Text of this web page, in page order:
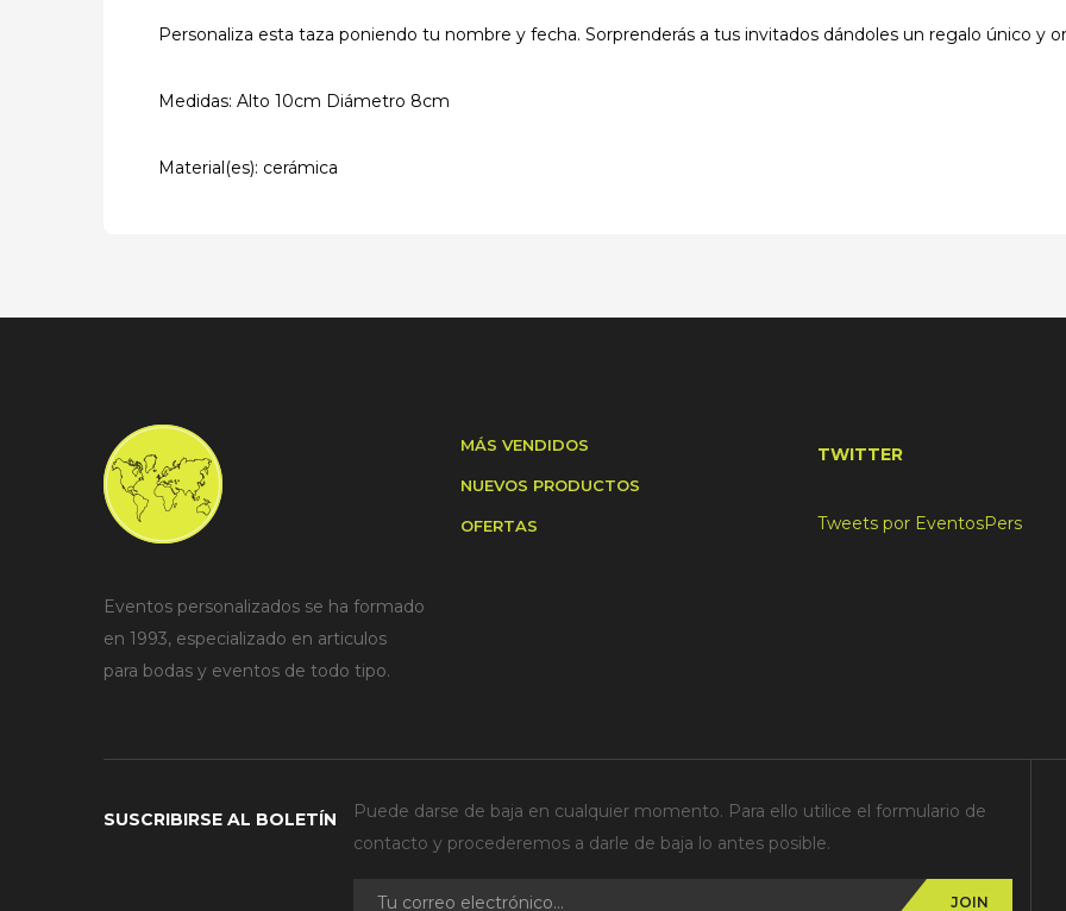
Personaliza esta taza poniendo tu nombre y fecha. Sorprenderás a tus invitados dándoles un regalo único y
Medidas: Alto 10cm Diámetro 8cm
Material(es): cerámica
Eventos personalizados se ha formado
en 1993, especializado en articulos
para bodas y eventos de todo tipo.
MÁS VENDIDOS
NUEVOS PRODUCTOS
OFERTAS
TWITTER
Tweets por EventosPers
SUSCRIBIRSE AL BOLETÍN
Puede darse de baja en cualquier momento. Para ello utilice el formulario de
contacto y procederemos a darle de baja lo antes posible.
JOIN